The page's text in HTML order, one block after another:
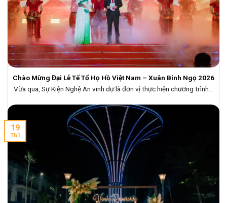
Chào Mừng Đại Lễ Tế Tổ Họ Hồ Việt Nam – Xuân Bính Ngọ 2026
Vừa qua, Sự Kiện Nghệ An vinh dự là đơn vị thực hiện chương trình...
19
Th1